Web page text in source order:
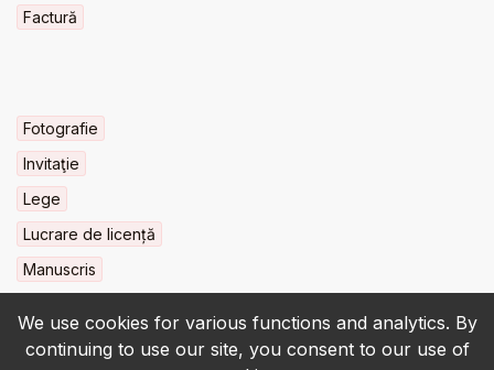
We use cookies for various functions and analytics. By
continuing to use our site, you consent to our use of
Factură
Fotografie
Invitaţie
Lege
Lucrare de licență
Manuscris